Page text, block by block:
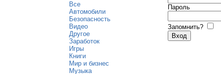
Все
Автомобили
Безопасность
Видео
Другое
Заработок
Игры
Книги
Мир и бизнес
Музыка
Пароль
Запомнить?